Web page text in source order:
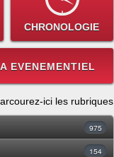
CHRONOLOGIE
EVENEMENTIEL
ici les rubriques
975
154